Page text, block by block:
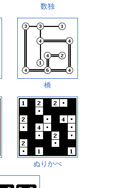
数独
橋
ぬりかべ